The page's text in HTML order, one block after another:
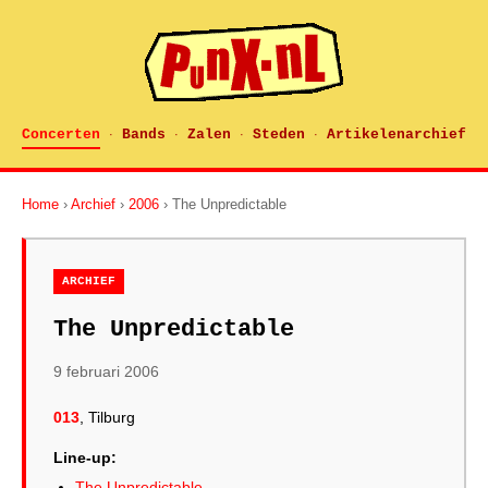
Concerten · Bands · Zalen · Steden · Artikelenarchief
Home › Archief › 2006 › The Unpredictable
ARCHIEF
The Unpredictable
9 februari 2006
013 , Tilburg
Line-up: